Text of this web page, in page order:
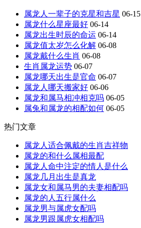
属龙人一辈子的克星和吉星 06-15
属龙什么星座最好 06-14
属龙出生时辰的命运 06-14
属龙值太岁怎么化解 06-08
属龙戴什么生肖 06-08
生肖属龙运势 06-07
属龙哪天出生是官命 06-07
属龙人哪天搬家好 06-06
属龙和属马相冲相克吗 06-05
属兔和属龙的相配如何 06-05
热门文章
属龙人适合佩戴的生肖吉祥物
属龙的和什么属相最配
属龙人命中注定的情人是什么
属龙几月出生是真龙
属龙女和属马男的夫妻相配吗
属龙的人五行属什么
属龙男与属虎女配吗
属龙男跟属虎女相配吗